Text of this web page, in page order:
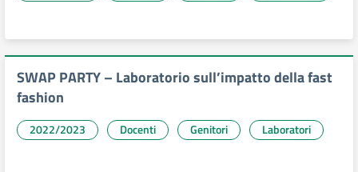
SWAP PARTY – Laboratorio sull’impatto della fast
fashion
2022/2023 Docenti Genitori Laboratori